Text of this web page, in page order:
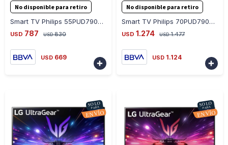
No disponible para retiro
Smart TV Philips 55PUD7908/77 Google TV 4k con Ambilight
USD 787 USD 830
USD 669

No disponible para retiro
Smart TV Philips 70PUD7908/77 70 Google TV 4k Ambilight
USD 1.274 USD 1.477
USD 1.124
